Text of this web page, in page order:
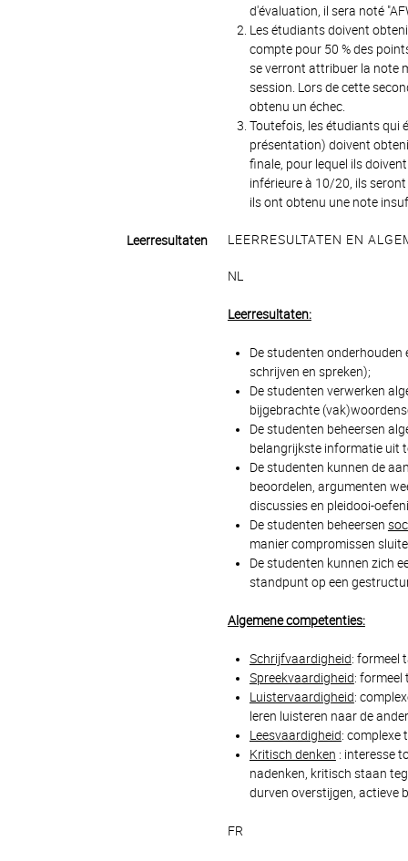
d'évaluation, il sera noté
Les étudiants doivent
compte pour 50 % des
se verront attribuer la note
session. Lors de cette
obtenu un échec.
Toutefois, les étudiants qui
présentation) doivent
finale, pour lequel ils
inférieure à 10/20, ils
ils ont obtenu une note
Leerresultaten LEERRESULTATEN EN
NL
Leerresultaten:
De studenten
schrijven en spreken);
De studenten verwerken
bijgebrachte
De studenten beheersen
belangrijkste informatie uit
De studenten kunnen de
beoordelen, argumenten
discussies en pleidooi-
De studenten beheersen
manier compromissen
De studenten kunnen zich
standpunt op een
Algemene competenties:
Schrijfvaardigheid: formeel
Spreekvaardigheid: formeel
Luistervaardigheid:
leren luisteren naar de
Leesvaardigheid: complexe
Kritisch denken : interesse
nadenken, kritisch staan
durven overstijgen, actieve
FR